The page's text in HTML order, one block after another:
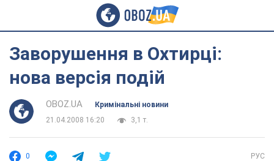
Заворушення в Охтирці:
нова версія подій
OBOZ.UA
Кримінальні новини
21.04.2008 16:20
3,1 т.
0 РУС